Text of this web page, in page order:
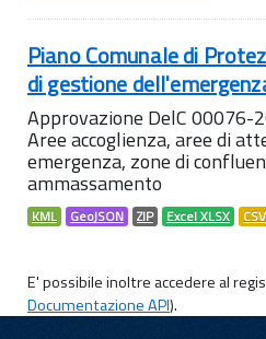
Piano Comunale di
di gestione
Approvazione DelC
Aree accoglienza, aree di
emergenza, zone di
ammassamento
KML GeoJSON ZIP Excel XLSX CSV
E' possibile inoltre accedere al
Documentazione API).